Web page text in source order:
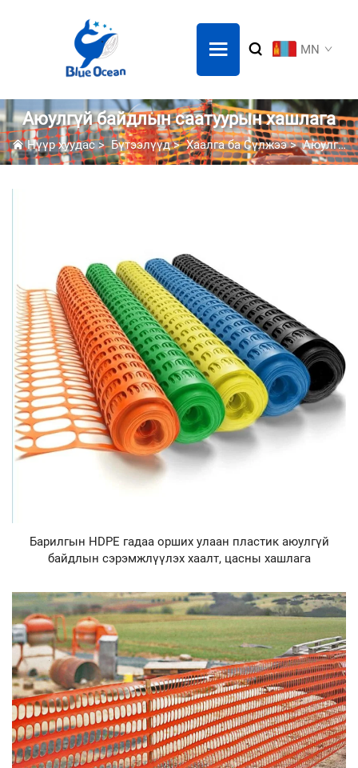
MN
Аюулгүй байдлын саатуурын хашлага
Нүүр хуудас>Бүтээлүүд>Хаалга ба Сүлжээ>Аюулгүй байдлын саатуурын хашлага
Барилгын HDPE гадаа орших улаан пластик аюулгүй
байдлын сэрэмжлүүлэх хаалт, цасны хашлага